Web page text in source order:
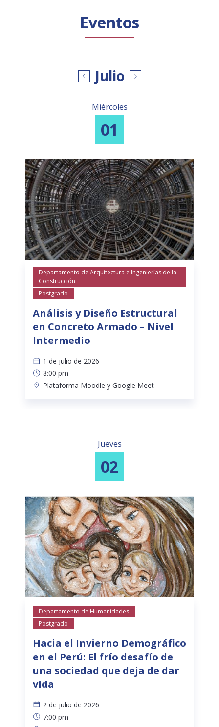
Eventos
Julio
Miércoles
01
Departamento de Arquitectura e Ingenierías de la
Construcción
Postgrado
Análisis y Diseño Estructural
en Concreto Armado – Nivel
Intermedio
1 de julio de 2026
8:00 pm
Plataforma Moodle y Google Meet
Jueves
02
Departamento de Humanidades
Postgrado
Hacia el Invierno Demográfico
en el Perú: El frío desafío de
una sociedad que deja de dar
vida
2 de julio de 2026
7:00 pm